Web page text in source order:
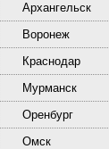
Архангельск
Воронеж
Краснодар
Мурманск
Оренбург
Омск